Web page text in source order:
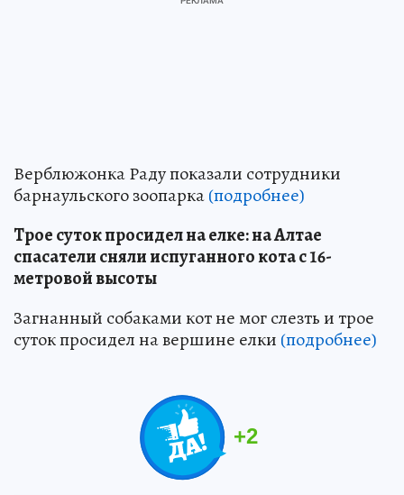
Верблюжонка Раду показали сотрудники
барнаульского зоопарка(подробнее)
Трое суток просидел на елке: на Алтае
спасатели сняли испуганного кота с 16-
метровой высоты
Загнанный собаками кот не мог слезть и трое
суток просидел на вершине елки (подробнее)
+2